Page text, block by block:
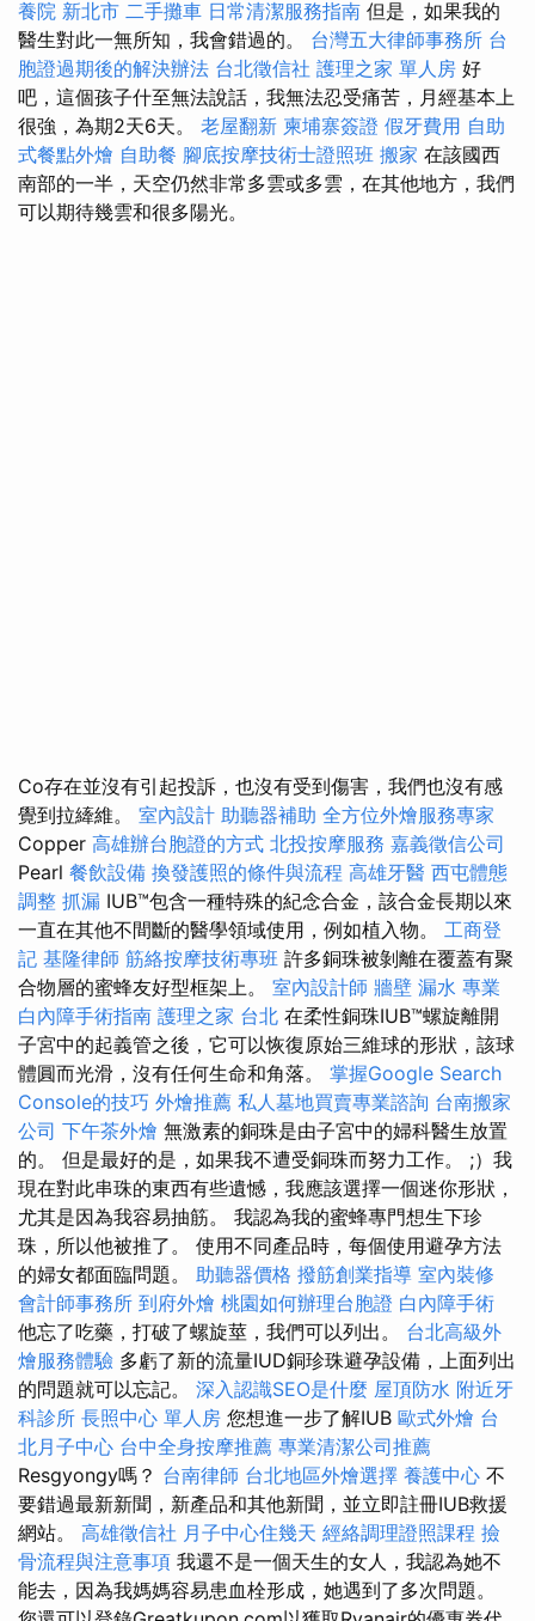
養院 新北市 二手攤車 日常清潔服務指南 但是，如果我的
醫生對此一無所知，我會錯過的。 台灣五大律師事務所 台
胞證過期後的解決辦法 台北徵信社 護理之家 單人房 好
吧，這個孩子什至無法說話，我無法忍受痛苦，月經基本上
很強，為期2天6天。 老屋翻新 柬埔寨簽證 假牙費用 自助
式餐點外燴 自助餐 腳底按摩技術士證照班 搬家 在該國西
南部的一半，天空仍然非常多雲或多雲，在其他地方，我們
可以期待幾雲和很多陽光。
Co存在並沒有引起投訴，也沒有受到傷害，我們也沒有感
覺到拉縴維。 室內設計 助聽器補助 全方位外燴服務專家
Copper 高雄辦台胞證的方式 北投按摩服務 嘉義徵信公司
Pearl 餐飲設備 換發護照的條件與流程 高雄牙醫 西屯體態
調整 抓漏 IUB™包含一種特殊的紀念合金，該合金長期以來
一直在其他不間斷的醫學領域使用，例如植入物。 工商登
記 基隆律師 筋絡按摩技術專班 許多銅珠被剝離在覆蓋有聚
合物層的蜜蜂友好型框架上。 室內設計師 牆壁 漏水 專業
白內障手術指南 護理之家 台北 在柔性銅珠IUB™螺旋離開
子宮中的起義管之後，它可以恢復原始三維球的形狀，該球
體圓而光滑，沒有任何生命和角落。 掌握Google Search
Console的技巧 外燴推薦 私人墓地買賣專業諮詢 台南搬家
公司 下午茶外燴 無激素的銅珠是由子宮中的婦科醫生放置
的。 但是最好的是，如果我不遭受銅珠而努力工作。 ;）我
現在對此串珠的東西有些遺憾，我應該選擇一個迷你形狀，
尤其是因為我容易抽筋。 我認為我的蜜蜂專門想生下珍
珠，所以他被推了。 使用不同產品時，每個使用避孕方法
的婦女都面臨問題。 助聽器價格 撥筋創業指導 室內裝修
會計師事務所 到府外燴 桃園如何辦理台胞證 白內障手術
他忘了吃藥，打破了螺旋莖，我們可以列出。 台北高級外
燴服務體驗 多虧了新的流量IUD銅珍珠避孕設備，上面列出
的問題就可以忘記。 深入認識SEO是什麼 屋頂防水 附近牙
科診所 長照中心 單人房 您想進一步了解IUB 歐式外燴 台
北月子中心 台中全身按摩推薦 專業清潔公司推薦
Resgyongy嗎？ 台南律師 台北地區外燴選擇 養護中心 不
要錯過最新新聞，新產品和其他新聞，並立即註冊IUB救援
網站。 高雄徵信社 月子中心住幾天 經絡調理證照課程 撿
骨流程與注意事項 我還不是一個天生的女人，我認為她不
能去，因為我媽媽容易患血栓形成，她遇到了多次問題。